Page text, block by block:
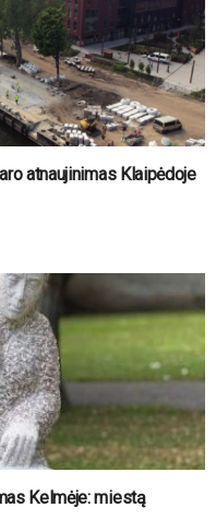
atnaujinimas Klaipėdoje
Kelmėje: miestą